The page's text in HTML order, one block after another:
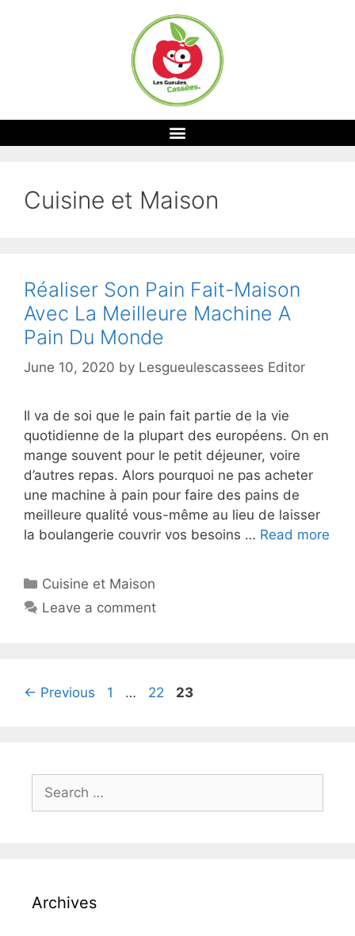
Cuisine et Maison
Réaliser Son Pain Fait-Maison
Avec La Meilleure Machine A
Pain Du Monde
June 10, 2020 by Lesgueulescassees Editor
Il va de soi que le pain fait partie de la vie
quotidienne de la plupart des européens. On en
mange souvent pour le petit déjeuner, voire
d’autres repas. Alors pourquoi ne pas acheter
une machine à pain pour faire des pains de
meilleure qualité vous-même au lieu de laisser
la boulangerie couvrir vos besoins … Read more
Cuisine et Maison
Leave a comment
← Previous 1 … 22 23
Archives